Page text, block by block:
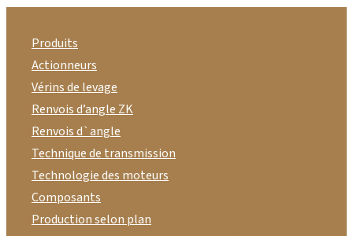
Produits
Actionneurs
Vérins de levage
Renvois d’angle ZK
Renvois d`angle
Technique de transmission
Technologie des moteurs
Composants
Production selon plan